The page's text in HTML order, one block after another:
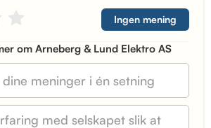
Ingen mening
om Arneberg & Lund Elektro AS